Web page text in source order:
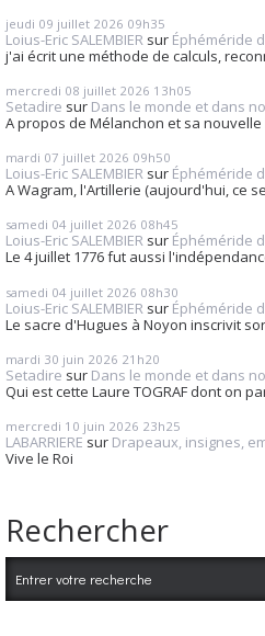
jeudi 09 juillet 2026 09h35
Loius-Eric SALEMBIER sur Éphéméride
j'ai écrit une méthode de calculs,
mercredi 08 juillet 2026 13h05
Setadire sur Dans le monde et dans
A propos de Mélanchon et sa nouvelle
mardi 07 juillet 2026 09h50
Loius-Eric SALEMBIER sur Éphéméride
A Wagram, l'Artillerie (aujourd'hui, ce
samedi 04 juillet 2026 08h45
Loius-Eric SALEMBIER sur Éphéméride
Le 4 juillet 1776 fut aussi
samedi 04 juillet 2026 08h30
Loius-Eric SALEMBIER sur Éphéméride
Le sacre d'Hugues à Noyon inscrivit
mardi 30 juin 2026 21h20
Setadire sur Dans le monde et dans
Qui est cette Laure TOGRAF dont on
mercredi 10 juin 2026 23h25
LABARRIERE sur Drapeaux, insignes,
Vive le Roi
Rechercher